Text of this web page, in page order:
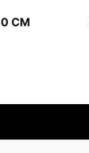
CM